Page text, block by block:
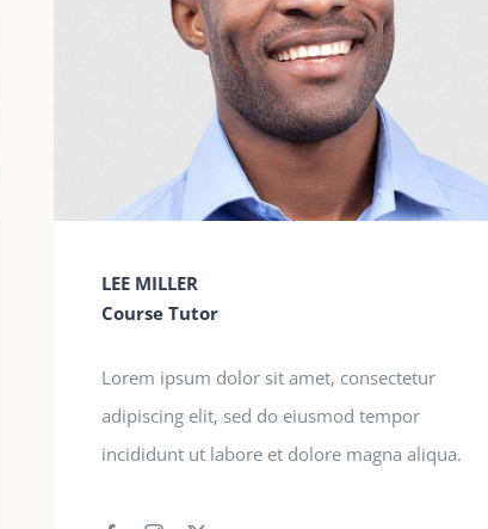
LEE MILLER
Course Tutor
Lorem ipsum dolor sit amet, consectetur
adipiscing elit, sed do eiusmod tempor
incididunt ut labore et dolore magna aliqua.